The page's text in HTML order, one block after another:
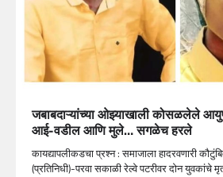
जबाबदाऱ्यांच्या ओझ्याखाली कोसळलेले
आई-वडील आणि मुले… सगळेच हरले
कायद्यापलीकडचा प्रश्न : समाजाला हादरवणारी
(प्रतिनिधी)-परवा सकाळी रेल्वे पटरीवर दोन युवकांचे